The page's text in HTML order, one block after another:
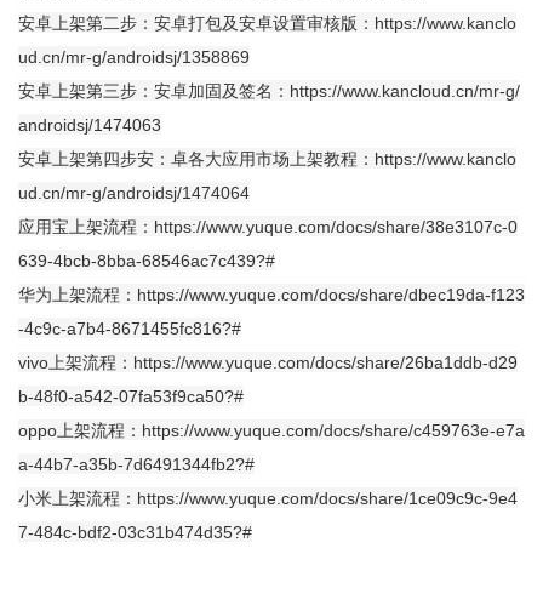
安卓上架第二步：安卓打包及安卓设置审核版： https://www.kanclo
ud.cn/mr-g/androidsj/1358869
安卓上架第三步：安卓加固及签名： https://www.kancloud.cn/mr-g/
androidsj/1474063
安卓上架第四步安：卓各大应用市场上架教程： https://www.kanclo
ud.cn/mr-g/androidsj/1474064
应用宝上架流程： https://www.yuque.com/docs/share/38e3107c-0
639-4bcb-8bba-68546ac7c439?#
华为上架流程： https://www.yuque.com/docs/share/dbec19da-f123
-4c9c-a7b4-8671455fc816?#
vivo上架流程： https://www.yuque.com/docs/share/26ba1ddb-d29
b-48f0-a542-07fa53f9ca50?#
oppo上架流程： https://www.yuque.com/docs/share/c459763e-e7a
a-44b7-a35b-7d6491344fb2?#
小米上架流程： https://www.yuque.com/docs/share/1ce09c9c-9e4
7-484c-bdf2-03c31b474d35?#